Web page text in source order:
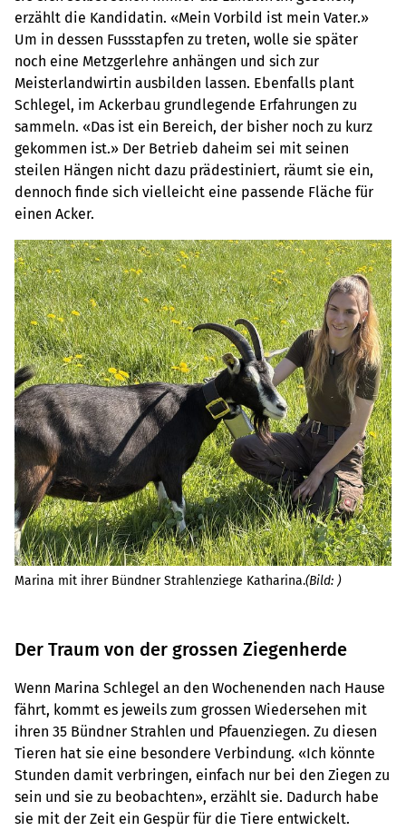
erzählt die Kandidatin. «Mein Vorbild ist mein Vater.»
Um in dessen Fussstapfen zu treten, wolle sie später
noch eine Metzgerlehre anhängen und sich zur
Meisterlandwirtin ausbilden lassen. Ebenfalls plant
Schlegel, im Ackerbau grundlegende Erfahrungen zu
sammeln. «Das ist ein Bereich, der bisher noch zu kurz
gekommen ist.» Der Betrieb daheim sei mit seinen
steilen Hängen nicht dazu prädestiniert, räumt sie ein,
dennoch finde sich vielleicht eine passende Fläche für
einen Acker.
Marina mit ihrer Bündner Strahlenziege Katharina.(Bild: )
Der Traum von der grossen Ziegenherde
Wenn Marina Schlegel an den Wochenenden nach Hause
fährt, kommt es jeweils zum grossen Wiedersehen mit
ihren 35 Bündner Strahlen und Pfauenziegen. Zu diesen
Tieren hat sie eine besondere Verbindung. «Ich könnte
Stunden damit verbringen, einfach nur bei den Ziegen zu
sein und sie zu beobachten», erzählt sie. Dadurch habe
sie mit der Zeit ein Gespür für die Tiere entwickelt.